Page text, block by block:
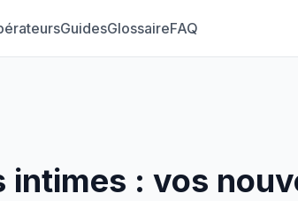
GuidesGlossaireFAQ
: vos